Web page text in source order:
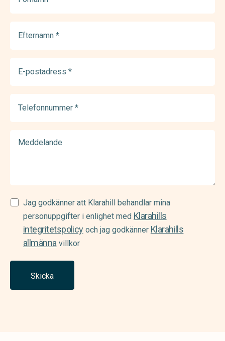
(Required)
(Required)
postadress
(Required)
Samtycke
(Required)
Jag godkänner att Klarahill behandlar mina
personuppgifter i enlighet med Klarahills
integritetspolicyoch jag godkänner Klarahills
allmännavillkor
Skicka